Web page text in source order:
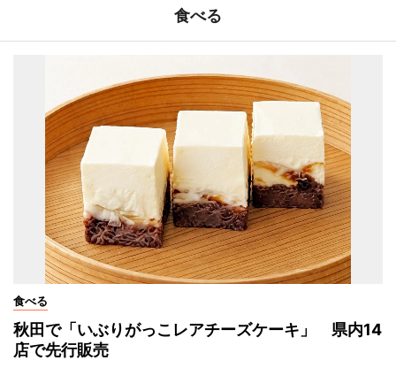
食べる
食べる
秋田で「いぶりがっこレアチーズケーキ」 県内14
店で先行販売